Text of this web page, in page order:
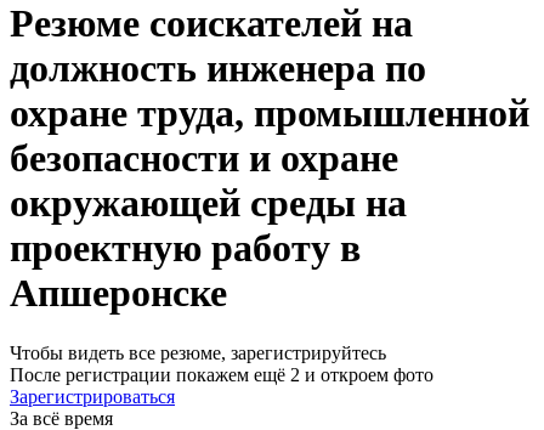
Резюме соискателей на
должность инженера по
охране труда, промышленной
безопасности и охране
окружающей среды на
проектную работу в
Апшеронске
Чтобы видеть все резюме, зарегистрируйтесь
После регистрации покажем ещё 2 и откроем фото
Зарегистрироваться
За всё время